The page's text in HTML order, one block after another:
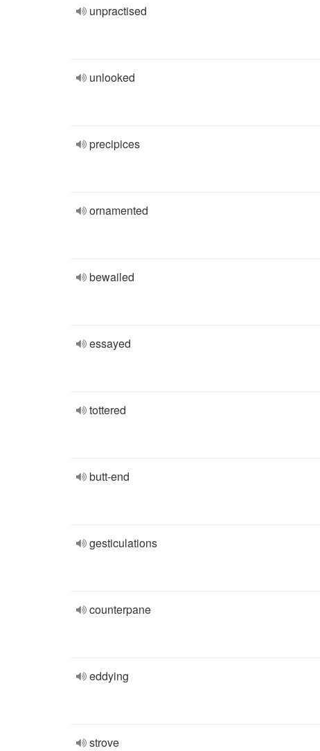
unpractised
unlooked
precipices
ornamented
bewailed
essayed
tottered
butt-end
gesticulations
counterpane
eddying
strove